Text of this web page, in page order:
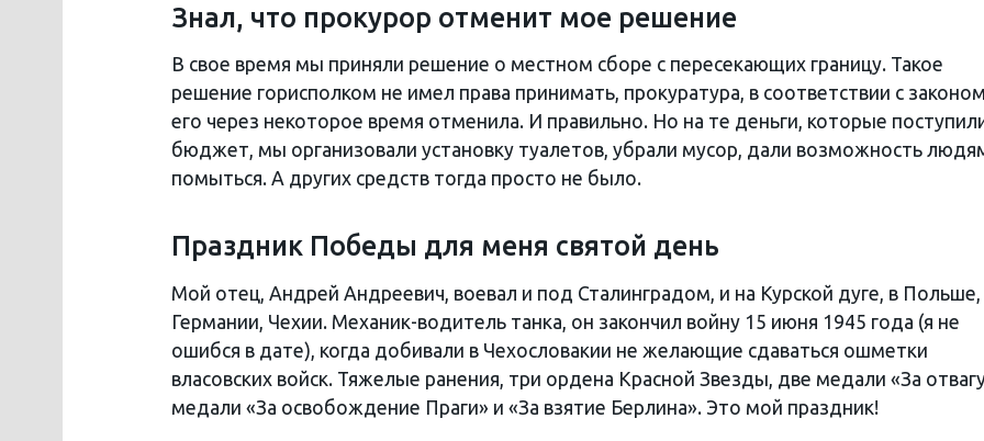
Знал, что прокурор отменит мое решение
В свое время мы приняли решение о местном сборе с пересекающих границу. Такое
решение горисполком не имел права принимать, прокуратура, в соответствии с
его через некоторое время отменила. И правильно. Но на те деньги, которые
бюджет, мы организовали установку туалетов, убрали мусор, дали возможность
помыться. А других средств тогда просто не было.
Праздник Победы для меня святой день
Мой отец, Андрей Андреевич, воевал и под Сталинградом, и на Курской дуге, в Польше,
Германии, Чехии. Механик-водитель танка, он закончил войну 15 июня 1945 года (я не
ошибся в дате), когда добивали в Чехословакии не желающие сдаваться ошметки
власовских войск. Тяжелые ранения, три ордена Красной Звезды, две медали «За
медали «За освобождение Праги» и «За взятие Берлина». Это мой праздник!